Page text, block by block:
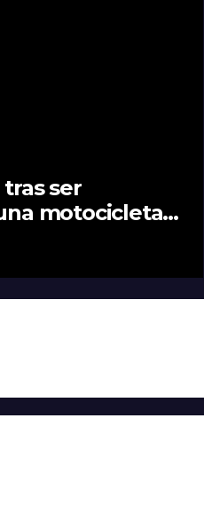
ser
motocicleta